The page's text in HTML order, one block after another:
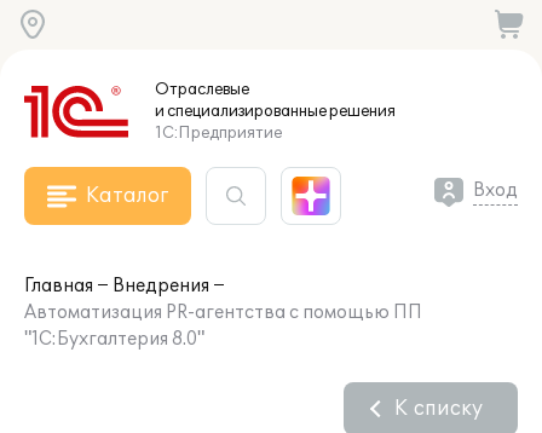
Отраслевые
и специализированныерешения
1С:Предприятие
Каталог Вход
Главная
Внедрения
Автоматизация PR-агентства с помощью ПП
"1С:Бухгалтерия 8.0"
К списку